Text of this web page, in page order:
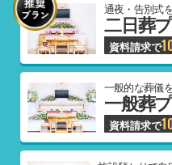
通夜・告別式
二日葬
資料請求で
一般的な葬儀
一般葬
資料請求で